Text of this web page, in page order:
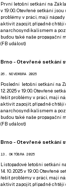
První letošní setkání na
v 19:00. Otevřené setkání
problémy v práci, mají
aktivit zapojit, případně
anarchosyndikalismem a
budou také naše propagační
(FB událost)
Brno - Otevřené setkání
26. NOVEMBRA 2025
Poslední letošní setkání na
12. 2025 v 19:00. Otevřené
řešit problémy v práci, mají
aktivit zapojit, případně
anarchosyndikalismem a
budou také naše propagační
(FB událost)
Brno - Otevřené setkání
13. OKTÓBRA 2025
Listopadové letošní setkání
14. 10. 2025 v 19:00.
řešit problémy v práci, mají
aktivit zapojit, případně